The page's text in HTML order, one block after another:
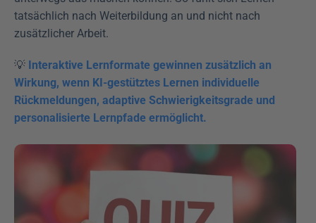
tatsächlich nach Weiterbildung an und nicht nach
zusätzlicher Arbeit.
💡 Interaktive Lernformate gewinnen zusätzlich an
Wirkung, wenn KI-gestütztes Lernen individuelle
Rückmeldungen, adaptive Schwierigkeitsgrade und
personalisierte Lernpfade ermöglicht.